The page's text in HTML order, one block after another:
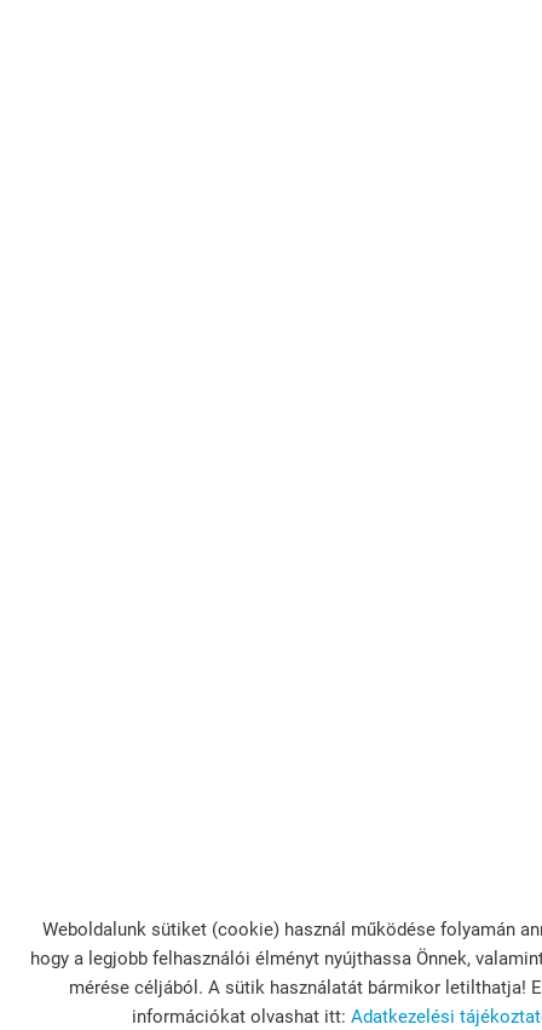
Weboldalunk sütiket (cookie) használ működése folyamán
hogy a legjobb felhasználói élményt nyújthassa Önnek,
mérése céljából. A sütik használatát bármikor letilthatja!
információkat olvashat itt: Adatkezelési